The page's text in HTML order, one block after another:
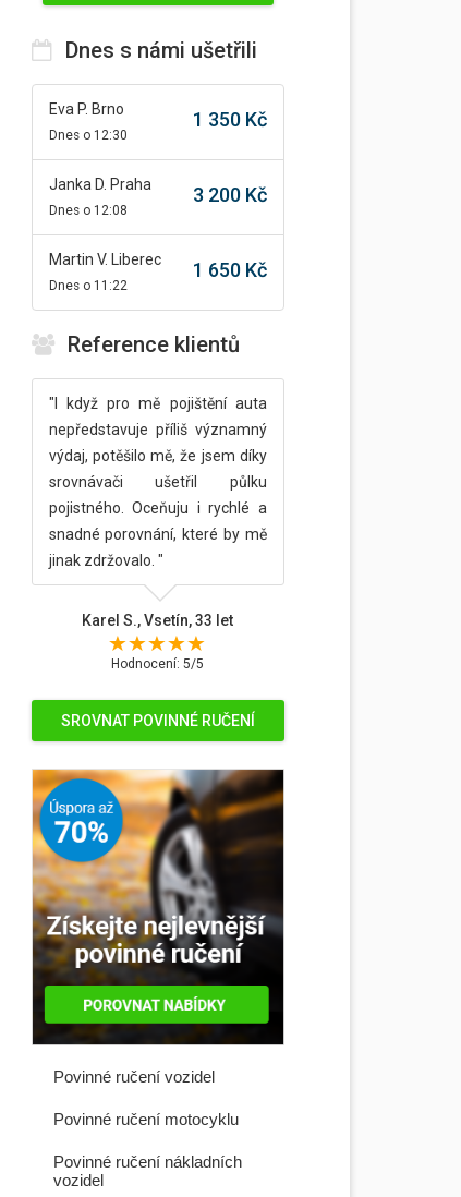
Dnes s námi ušetřili
1 350 Kč
Eva P. Brno
Dnes o 12:30
3 200 Kč
Janka D. Praha
Dnes o 12:08
1 650 Kč
Martin V. Liberec
Dnes o 11:22
Reference klientů
"I když pro mě pojištění auta
nepředstavuje příliš významný
výdaj, potěšilo mě, že jsem díky
srovnávači ušetřil půlku
pojistného. Oceňuju i rychlé a
snadné porovnání, které by mě
jinak zdržovalo. "
Karel S., Vsetín, 33 let
Hodnocení: 5/5
SROVNAT POVINNÉ RUČENÍ
Povinné ručení vozidel
Povinné ručení motocyklu
Povinné ručení nákladních
vozidel